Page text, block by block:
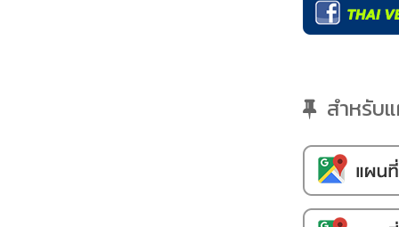
สำหรับ